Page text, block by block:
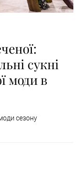
сукні
моди в
моди сезону